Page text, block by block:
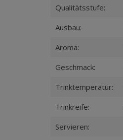
Qualitätsstufe:
Ausbau:
Aroma:
Geschmack:
Trinktemperatur:
Trinkreife:
Servieren: